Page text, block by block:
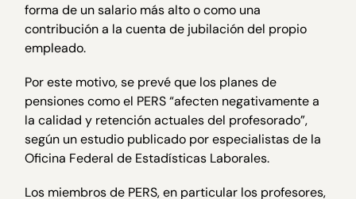
forma de un salario más alto o como una
contribución a la cuenta de jubilación del propio
empleado.
Por este motivo, se prevé que los planes de
pensiones como el PERS “afecten negativamente a
la calidad y retención actuales del profesorado”,
según un estudio publicado por especialistas de la
Oficina Federal de Estadísticas Laborales.
Los miembros de PERS, en particular los profesores,